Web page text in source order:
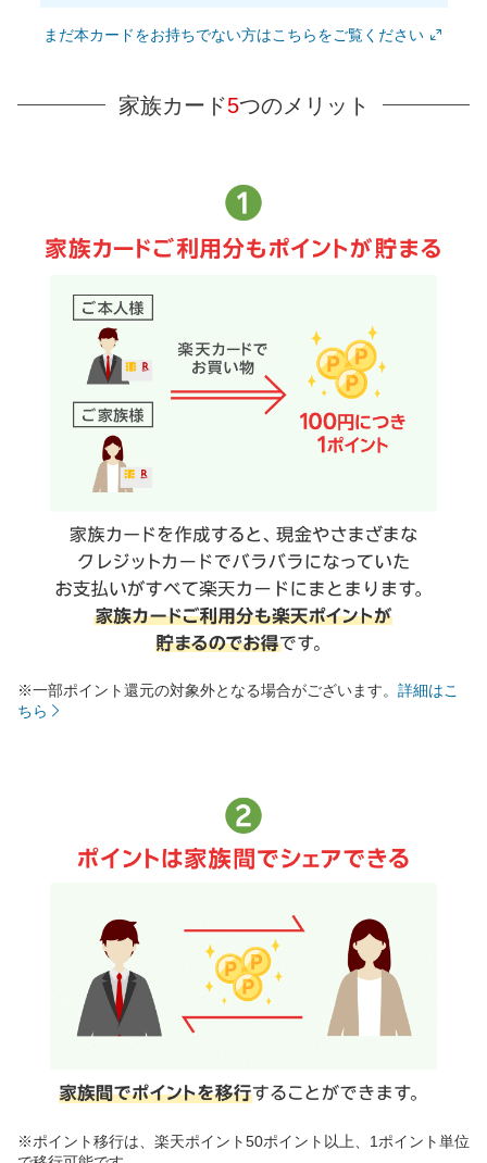
まだ本カードをお持ちでない方はこちらをご覧ください
家族カード5つのメリット
※一部ポイント還元の対象外となる場合がございます。 詳細はこ
ちら
※ポイント移行は、楽天ポイント50ポイント以上、1ポイント単位